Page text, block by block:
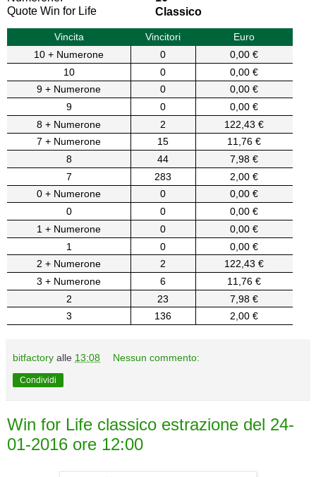
Quote Win for Life
Classico
Vincita Vincitori
Euro
10 + Numerone
0
0,00 €
10
0
0,00 €
9 + Numerone
0
0,00 €
9
0
0,00 €
8 + Numerone
2
122,43 €
7 + Numerone
15
11,76 €
8
44
7,98 €
7
283
2,00 €
0 + Numerone
0
0,00 €
0
0
0,00 €
1 + Numerone
0
0,00 €
1
0
0,00 €
2 + Numerone
2
122,43 €
3 + Numerone
6
11,76 €
2
23
7,98 €
3
136 2,00 €
bitfactory alle 13:08 Nessun commento:
Condividi
Win for Life classico estrazione del 24-
01-2016 ore 12:00